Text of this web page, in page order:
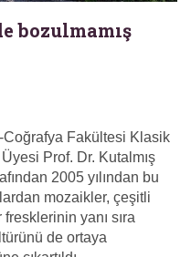
bozulmamış
Fakültesi Klasik
Prof. Dr. Kutalmış
2005 yılından bu
mozaikler, çeşitli
yanı sıra
de ortaya